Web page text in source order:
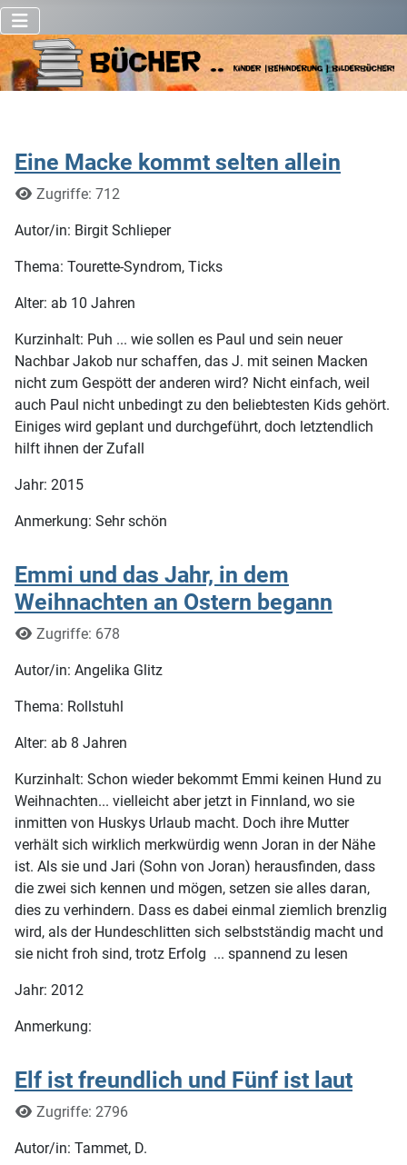
Eine Macke kommt selten allein
DetailsZugriffe: 712
Autor/in: Birgit Schlieper
Thema: Tourette-Syndrom, Ticks
Alter: ab 10 Jahren
Kurzinhalt: Puh ... wie sollen es Paul und sein neuer
Nachbar Jakob nur schaffen, das J. mit seinen Macken
nicht zum Gespött der anderen wird? Nicht einfach, weil
auch Paul nicht unbedingt zu den beliebtesten Kids gehört.
Einiges wird geplant und durchgeführt, doch letztendlich
hilft ihnen der Zufall
Jahr: 2015
Anmerkung: Sehr schön
Emmi und das Jahr, in dem
Weihnachten an Ostern begann
DetailsZugriffe: 678
Autor/in: Angelika Glitz
Thema: Rollstuhl
Alter: ab 8 Jahren
Kurzinhalt: Schon wieder bekommt Emmi keinen Hund zu
Weihnachten... vielleicht aber jetzt in Finnland, wo sie
inmitten von Huskys Urlaub macht. Doch ihre Mutter
verhält sich wirklich merkwürdig wenn Joran in der Nähe
ist. Als sie und Jari (Sohn von Joran) herausfinden, dass
die zwei sich kennen und mögen, setzen sie alles daran,
dies zu verhindern. Dass es dabei einmal ziemlich brenzlig
wird, als der Hundeschlitten sich selbstständig macht und
sie nicht froh sind, trotz Erfolg ... spannend zu lesen
Jahr: 2012
Anmerkung:
Elf ist freundlich und Fünf ist laut
DetailsZugriffe: 2796
Autor/in: Tammet, D.